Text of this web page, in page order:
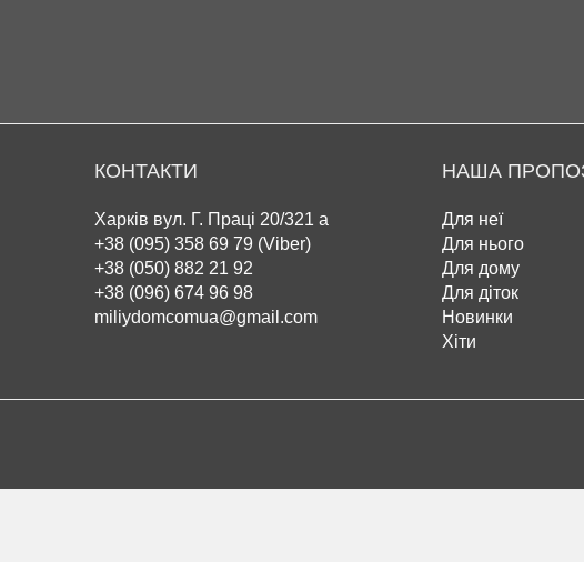
КОНТАКТИ
Харків вул. Г. Праці 20/321 а
+38 (095) 358 69 79 (Viber)
+38 (050) 882 21 92
+38 (096) 674 96 98
miliydomcomua@gmail.com
НАША
Для неї
Для нього
Для дому
Для діток
Новинки
Хіти